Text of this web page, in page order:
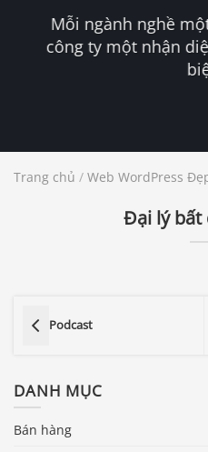
Mỗi ngành nghề
công ty một nhận
Trang chủ / Web WordPress
Đại lý bất
Podcast
DANH MỤC
Bán hàng